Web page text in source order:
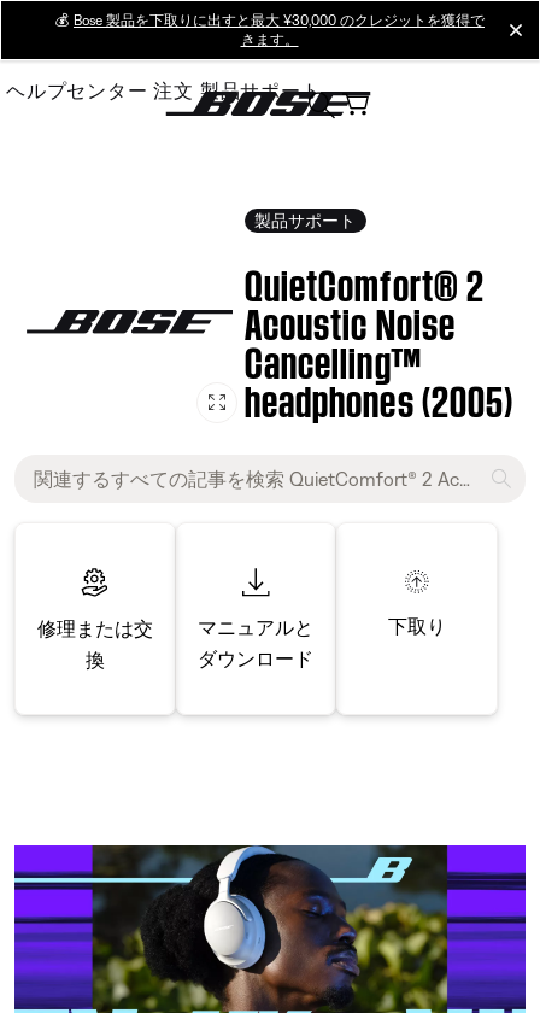
Main
💰 Bose 製品を下取りに出すと最大 ¥30,000 のクレジットを獲得で
きます。
ヘルプセンター 注文 製品サポート
製品サポート
QuietComfort® 2
Acoustic Noise
Cancelling™
headphones (2005)
修理または交
換
マニュアルと
ダウンロード
下取り